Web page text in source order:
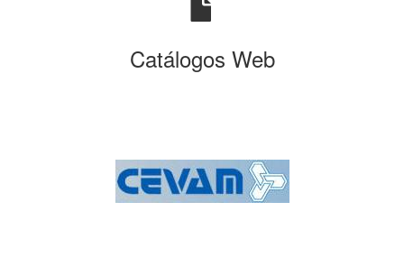
Catálogos Web